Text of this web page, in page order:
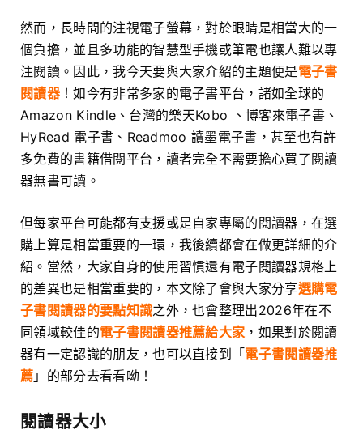
然而，長時間的注視電子螢幕，對於眼睛是相當大的一
個負擔，並且多功能的智慧型手機或筆電也讓人難以專
注閱讀。因此，我今天要與大家介紹的主題便是電子書
閱讀器！如今有非常多家的電子書平台，諸如全球的
Amazon Kindle、台灣的樂天Kobo 、博客來電子書、
HyRead 電子書、Readmoo 讀墨電子書，甚至也有許
多免費的書籍借閱平台，讀者完全不需要擔心買了閱讀
器無書可讀。
但每家平台可能都有支援或是自家專屬的閱讀器，在選
購上算是相當重要的一環，我後續都會在做更詳細的介
紹。當然，大家自身的使用習慣還有電子閱讀器規格上
的差異也是相當重要的，本文除了會與大家分享選購電
子書閱讀器的要點知識之外，也會整理出2026年在不
同領域較佳的電子書閱讀器推薦給大家 ，如果對於閱讀
器有一定認識的朋友，也可以直接到「電子書閱讀器推
薦 」的部分去看看呦！
閱讀器大小